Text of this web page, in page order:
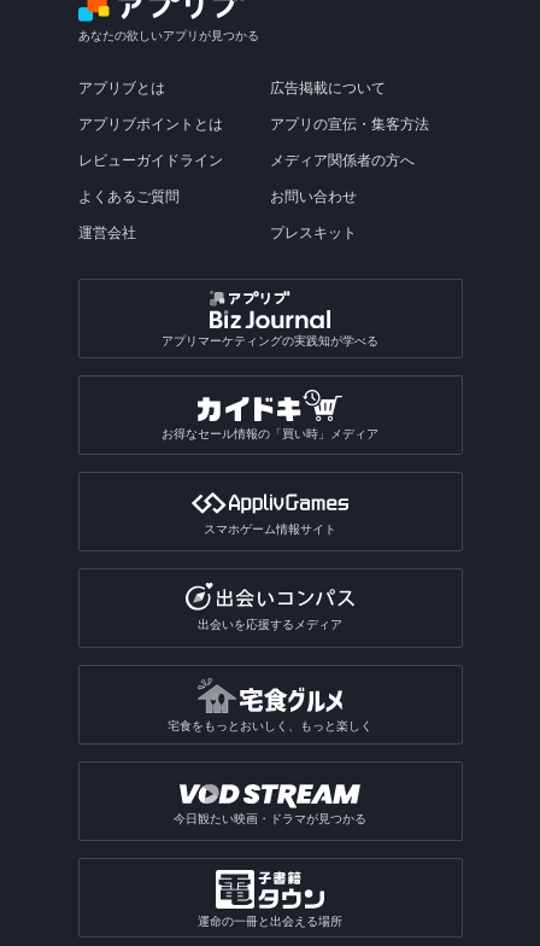
あなたの欲しいアプリが見つかる
アプリブとは
アプリブポイントとは
レビューガイドライン
よくあるご質問
運営会社
広告掲載について
アプリの宣伝・集客方法
メディア関係者の方へ
お問い合わせ
プレスキット
アプリマーケティングの実践知が学べる
お得なセール情報の「買い時」メディア
スマホゲーム情報サイト
出会いを応援するメディア
宅食をもっとおいしく、もっと楽しく
今日観たい映画・ドラマが見つかる
運命の一冊と出会える場所